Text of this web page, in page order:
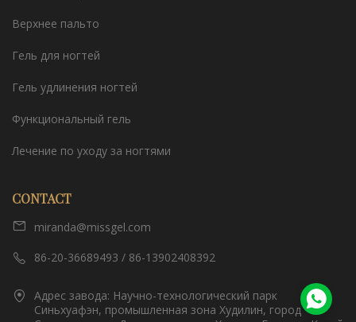
Верхнее пальто
Гель для ногтей
Гель удлинения ногтей
Функциональный гель
Лечение по уходу за ногтями
CONTACT
miranda@missgel.com
86-20-36689493 / 86-13902408392
Адрес завода: Научно-технологический парк
Синьхуафэн, промышленная зона Худилин, город